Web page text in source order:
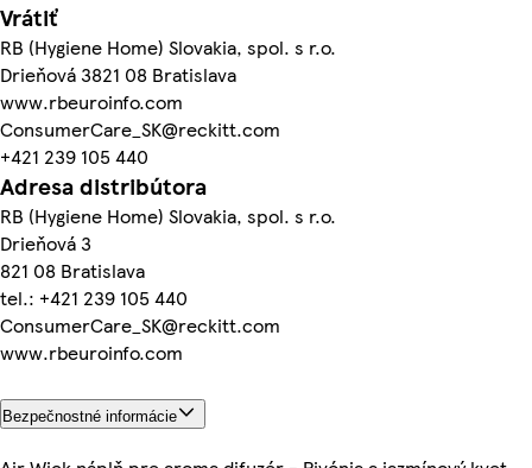
Vrátiť
RB (Hygiene Home) Slovakia, spol. s r.o.
Drieňová 3821 08 Bratislava
www.rbeuroinfo.com
ConsumerCare_SK@reckitt.com
+421 239 105 440
Adresa distribútora
RB (Hygiene Home) Slovakia, spol. s r.o.
Drieňová 3
821 08 Bratislava
tel.: +421 239 105 440
ConsumerCare_SK@reckitt.com
www.rbeuroinfo.com
Bezpečnostné informácie